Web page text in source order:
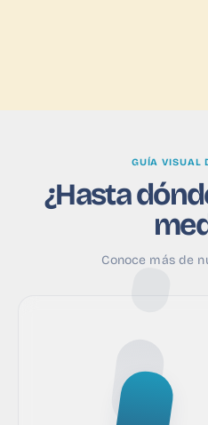
GUÍA VISUAL
¿Hasta
Conoce más de